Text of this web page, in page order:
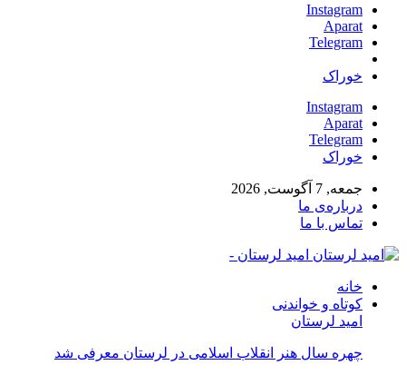
Instagram
Aparat
Telegram
خوراک
Instagram
Aparat
Telegram
خوراک
جمعه, 7 آگوست, 2026
درباره‌ی ما
تماس با ما
امید لرستان -
خانه
کوتاه و خواندنی
امید لرستان
چهره سال هنر انقلاب اسلامی در لرستان معرفی شد